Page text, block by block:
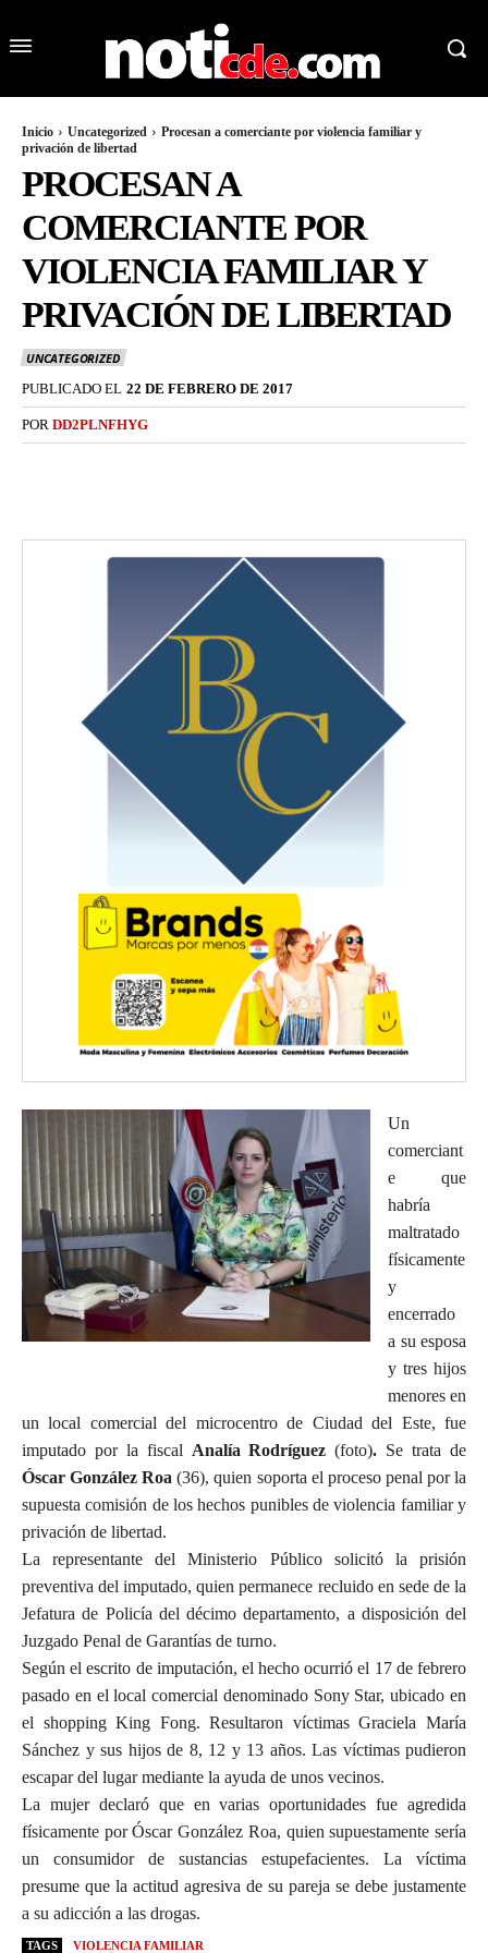
Inicio Uncategorized
Procesan a comerciante por violencia familiar y
privación de libertad
PROCESAN A
COMERCIANTE POR
VIOLENCIA FAMILIAR Y
PRIVACIÓN DE LIBERTAD
UNCATEGORIZED
PUBLICADO EL 22 DE FEBRERO DE 2017
POR DD2PLNFHYG
Un
comerciant
e que
habría
maltratado
físicamente
y
encerrado
a su esposa
y tres hijos
menores en
un local comercial del microcentro de Ciudad del Este, fue
imputado por la fiscal Analía Rodríguez(foto). Se trata de
Óscar González Roa (36), quien soporta el proceso penal por la
supuesta comisión de los hechos punibles de violencia familiar y
privación de libertad.
La representante del Ministerio Público solicitó la prisión
preventiva del imputado, quien permanece recluido en sede de la
Jefatura de Policía del décimo departamento, a disposición del
Juzgado Penal de Garantías de turno.
Según el escrito de imputación, el hecho ocurrió el 17 de febrero
pasado en el local comercial denominado Sony Star, ubicado en
el shopping King Fong. Resultaron víctimas Graciela María
Sánchez y sus hijos de 8, 12 y 13 años. Las víctimas pudieron
escapar del lugar mediante la ayuda de unos vecinos.
La mujer declaró que en varias oportunidades fue agredida
físicamente por Óscar González Roa, quien supuestamente sería
un consumidor de sustancias estupefacientes. La víctima
presume que la actitud agresiva de su pareja se debe justamente
a su adicción a las drogas.
TAGS VIOLENCIA FAMILIAR